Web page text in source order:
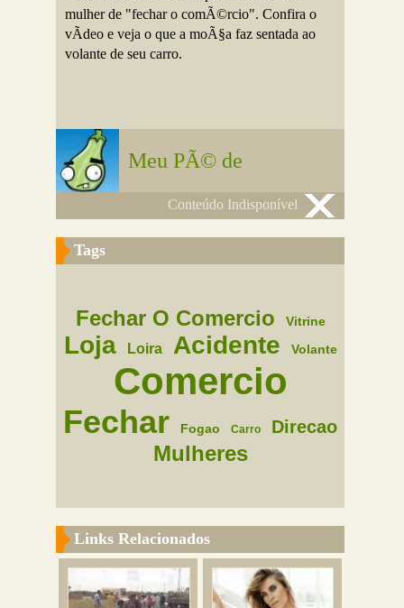
mulher de "fechar o comÃ©rcio". Confira o
vÃ­deo e veja o que a moÃ§a faz sentada ao
volante de seu carro.
Meu PÃ© de
Conteúdo Indisponível
Tags
Fechar O Comercio Vitrine
Loja Loira Acidente Volante
Comercio
Fechar Fogao Carro Direcao
Mulheres
Links Relacionados